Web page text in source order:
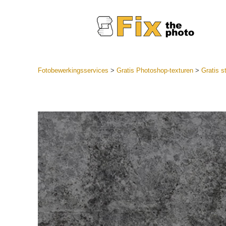
collecties
Mobiele
Fotobewerkingsservices > Gratis Photoshop-texturen> Gratis